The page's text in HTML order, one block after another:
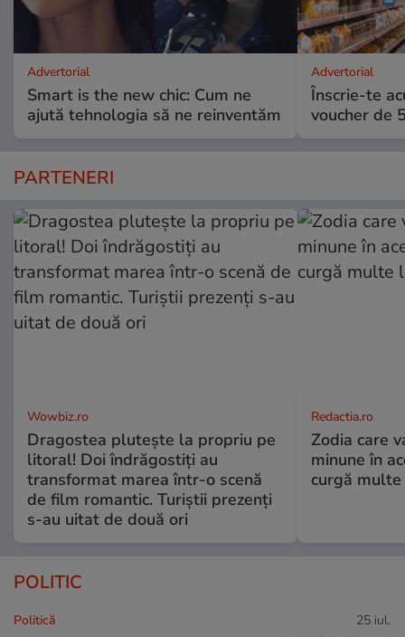
Advertorial
Smart is the new chic: Cum ne
ajută tehnologia să ne reinventăm
Advertorial
Înscrie-te
voucher de
PARTENERI
Wowbiz.ro
Dragostea plutește la propriu pe
litoral! Doi îndrăgostiți au
transformat marea într-o scenă
de film romantic. Turiștii prezenți
s-au uitat de două ori
Redactia.ro
Zodia care
minune în
curgă
POLITIC
Politică 25 iul.